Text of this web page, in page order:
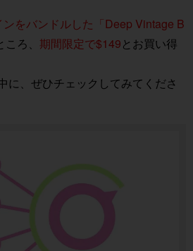
をバンドルした「Deep Vintage B
ろ、 期間限定で$149とお買い得
に、ぜひチェックしてみてくださ